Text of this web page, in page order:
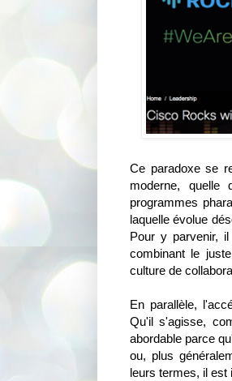
Ce paradoxe se
moderne,
programmes
laquelle évolue
Pour y parvenir,
combinant le
culture de
En parallèle,
Qu'il s'agisse,
abordable parce
ou, plus
leurs termes, il est